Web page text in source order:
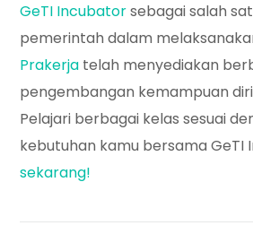
GeTI Incubatorsebagai salah
pemerintah dalam
Prakerja telah menyediakan
pengembangan kemampuan
Pelajari berbagai kelas sesuai
kebutuhan kamu bersama GeTI
sekarang!